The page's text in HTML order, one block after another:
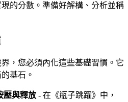
的分數。準備好解構、分析並稱
，您必須內化這些基礎習慣。它
基石。
壓與釋放 - 在《瓶子跳躍》中，